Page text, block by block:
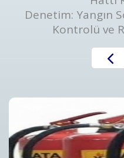
Denetim: Yangın
Kontrolü ve
Yangın Tüpü